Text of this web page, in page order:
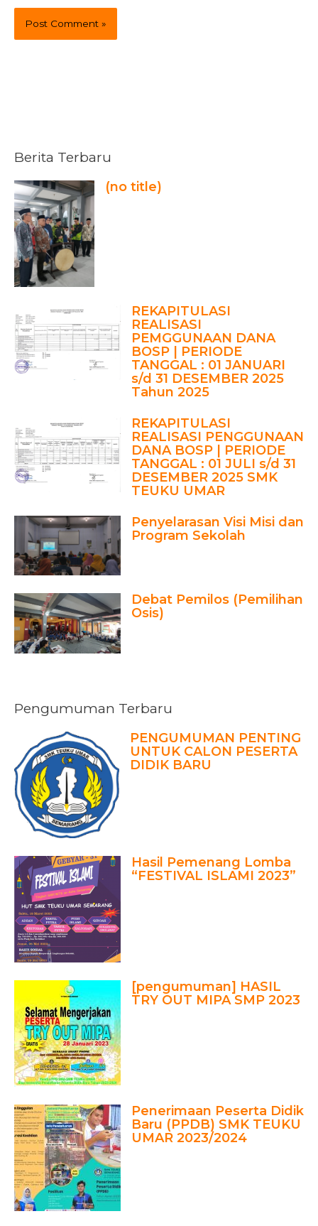
Berita Terbaru
(no title)
REKAPITULASI
REALISASI
PEMGGUNAAN DANA
BOSP | PERIODE
TANGGAL : 01 JANUARI
s/d 31 DESEMBER 2025
Tahun 2025
REKAPITULASI
REALISASI PENGGUNAAN
DANA BOSP | PERIODE
TANGGAL : 01 JULI s/d 31
DESEMBER 2025 SMK
TEUKU UMAR
Penyelarasan Visi Misi dan
Program Sekolah
Debat Pemilos (Pemilihan
Osis)
Pengumuman Terbaru
PENGUMUMAN PENTING
UNTUK CALON PESERTA
DIDIK BARU
Hasil Pemenang Lomba
“FESTIVAL ISLAMI 2023”
[pengumuman] HASIL
TRY OUT MIPA SMP 2023
Penerimaan Peserta Didik
Baru (PPDB) SMK TEUKU
UMAR 2023/2024